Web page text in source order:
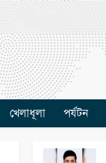
খেলাধূলা পর্যটন